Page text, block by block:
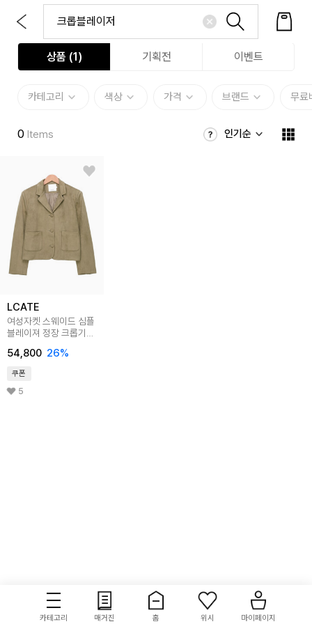
상품 (1 ) 기획전 이벤트
카테고리 색상 가격 브랜드 무료
0 Items 인기순
LCATE
여성자켓 스웨이드 심플
블레이져 정장 크롭기장
54,800 26%
쿠폰
5
카테고리 매거진 홈 위시 마이페이지